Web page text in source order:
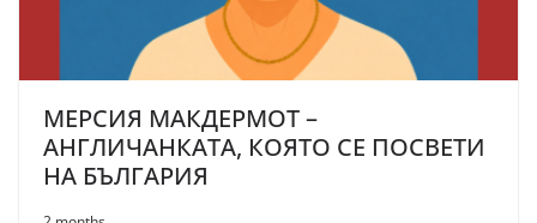
МЕРСИЯ МАКДЕРМОТ –
АНГЛИЧАНКАТА, КОЯТО СЕ ПОСВЕТИ
НА БЪЛГАРИЯ